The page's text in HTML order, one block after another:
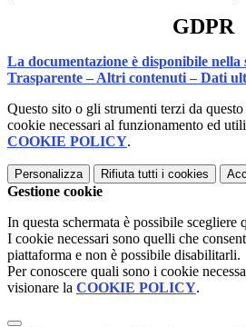
GDPR
La documentazione è disponibile nella
Trasparente – Altri contenuti – Dati
Questo sito o gli strumenti terzi da
cookie necessari al funzionamento ed
COOKIE POLICY.
Personalizza Rifiuta tutti i cookies
Gestione cookie
In questa schermata è possibile scegliere
I cookie necessari sono quelli che
piattaforma e non è possibile disabilitarli.
Per conoscere quali sono i cookie
visionare la COOKIE POLICY.